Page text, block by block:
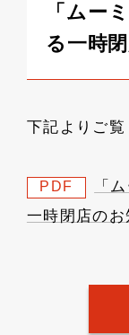
「ムー
る一時
下記よりご覧
PDF
「
一時閉店のお